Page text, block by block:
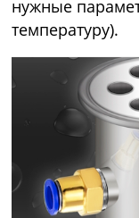
нужные
температуру).